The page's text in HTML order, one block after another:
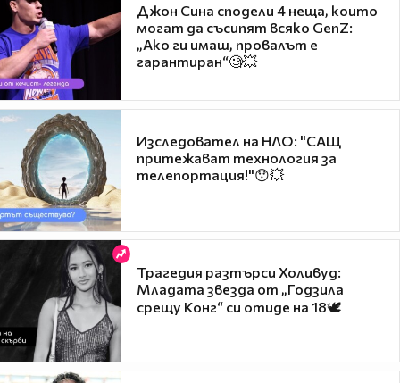
Джон Сина сподели 4 неща, които
могат да съсипят всяко GenZ:
„Ако ги имаш, провалът е
гарантиран“🧐💥
Изследовател на НЛО: "САЩ
притежават технология за
телепортация!"😯💥
Трагедия разтърси Холивуд:
Младата звезда от „Годзила
срещу Конг“ си отиде на 18🕊️